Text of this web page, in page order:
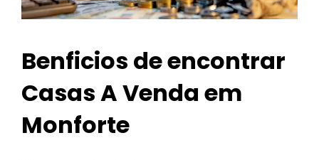
Benficios de encontrar
Casas A Venda em
Monforte